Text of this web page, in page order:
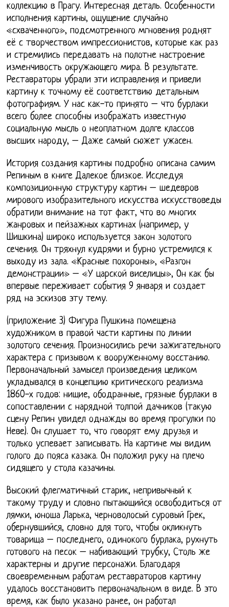
коллекцию в Прагу. Интересная деталь. Особенности
исполнения картины, ощущение случайно
«схваченного», подсмотренного мгновения роднят
её с творчеством импрессионистов, которые как раз
и стремились передавать на полотне настроение
изменчивость окружающего мира. В результате.
Реставраторы убрали эти исправления и привели
картину к точному её соответствию детальным
фотографиям. У нас как-то принято – что бурлаки
всего более способны изображать известную
социальную мысль о неоплатном долге классов
высших народу, – Даже самый сюжет ужасен.
История создания картины подробно описана самим
Репиным в книге Далекое близкое. Исследуя
композиционную структуру картин – шедевров
мирового изобразительного искусства искусствоведы
обратили внимание на тот факт, что во многих
жанровых и пейзажных картинах (например, у
Шишкина) широко используется закон золотого
сечения. Он тряхнул кудрями и бурно устремился к
выходу из зала. «Красные похороны», «Разгон
демонстрации» – «У царской виселицы», Он как бы
впервые переживает события 9 января и создает
ряд на эскизов эту тему.
(приложение 3) Фигура Пушкина помещена
художником в правой части картины по линии
золотого сечения. Произносились речи зажигательного
характера с призывом к вооруженному восстанию.
Первоначальный замысел произведения целиком
укладывался в концепцию критического реализма
1860-х годов: нищие, ободранные, грязные бурлаки в
сопоставлении с нарядной толпой дачников (такую
сцену Репин увидел однажды во время прогулки по
Неве). Он слушает то, что говорят ему друзья и
только успевает записывать. На картине мы видим
голого до пояса казака. Он положил руку на плечо
сидящего у стола казачины.
Высокий флегматичный старик, непривычный к
такому труду и словно пытающийся освободиться от
лямки, юноша Ларька, черноволосый суровый Грек,
обернувшийся, словно для того, чтобы окликнуть
товарища – последнего, одинокого бурлака, рухнуть
готового на песок – набивающий трубку, Столь же
характерны и другие персонажи. Благодаря
своевременным работам реставраторов картину
удалось восстановить первоначальном в виде. В это
время, как было указано ранее, он работал